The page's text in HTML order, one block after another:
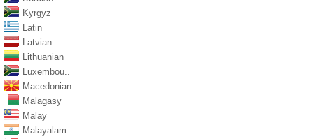
Kyrgyz
Latin
Latvian
Lithuanian
Luxembou..
Macedonian
Malagasy
Malay
Malayalam